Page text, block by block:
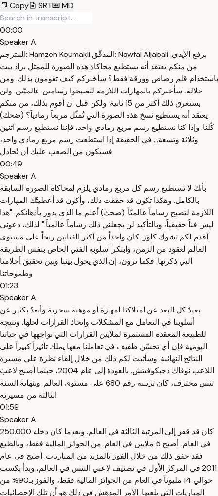
Copy
SRT MD
00:00
Speaker A
المترجم: Hamzeh Koumakli المدقّق: Nawfal Aljabali برفع الأيدي.
من منكم يعتقد أنه يستطيع محاكاة هذه الصورة للممثل براد بيت
باستخدام قلم رصاص وورقة فقط؟ سأخبركم كيف تقومون بذلك. ومن
خلاله، سأخبركم بالمهارات اللازمة لتصبحوا رسامين عالميّين. ولن
يستغرق ذلك أكثر من 15 ثانية. ولكن قبل أن أقوم بذلك، من منكم
يعتقد أنه يستطيع نسخ هذه الصورة التي تُمثّل مربعاً رمادياً؟ (ضحك)
كُلنا. وإذا كنا نستطيع رسم مربع رمادي واحد، فإننا نستطيع رسم اثنين
وثلاثة وتسعة... في الحقيقة إذا استطعت رسم مربع رمادي واحد،
فسيكون من الصعب عليك أن تُجادل
00:49
Speaker A
بأنك لا تستطيع رسم كل مربع رمادي يلزم لمحاكاة الصورة السابقة
بالكامل. وهكذا تكون قد حققت ذلك، وأكون قد أعطيتُك المهارات
اللازمة لتصبح رساماً عالميّاً. (ضحك) أعلم ما الذي يدور بأذهانكم. "هذا
ليس فناً حقيقياً، وبالتأكيد لن يجعلني ذلك رساماً عالمياً." لذلك، دعوني
أقدم لكم تشوك كلوز. كان واحداً من أكثر الفنانين ربحاً على مستوى
العالم لعقود من الزمن، وابتكر أسلوبه الفني الخاص بنفس الطريقة
التي ذكرتها. فكما ترون، إن الذي يحول بيننا وبين تحقيق أحلامنا
وطموحاتنا
01:23
Speaker A
بعيدٌ كل البعد عن امتلاكنا لمهارة أو موهبة سحرية وأبعدُ بكثير عن
أسلوبنا في التعامل مع المشكلات واتخاذ القرارات لحلها. ونتيجة
للطبيعة المعقدة المستمرة لملايين القرارات التي نواجهها في حياتنا
اليومية فإن أي تحسّن طفيف في تعاملنا معها يملك تأثيراً كبيراً على
النتائج النهائية. وسأثبت لكم ذلك من خلال إلقاء نظرة على مسيرة
اللاعب نوفاك دجيكوفيتش. بالعودة إلى عام 2004، حينما أصبح لاعبَ
تنس محترف، كان ترتيبه رقم 680 على مستوى العالم. وبنهاية السنة
الثالثة من مسيرته
01:59
Speaker A
كان قد قفز إلى المرتبة الثالثة في العالم. وبعدما كان دخله 250.000
في العام، أصبح 5 ملايين في العام. من الجوائز المالية فقط، وبالطبع
فقد حقق ذلك من خلال الفوز بالمزيد من المباريات. أصبح في عام
2011 في المركز الأول في تصنيف لاعبي التنس في العالم، وبدأ بكسب
حوالي 14 مليوناً في العام من الجوائز المالية فقط، والفوز بـ90% من
المباريات التي يلعبها. الأمر المدهش في ذلك هو أن تلك الإحصائيات